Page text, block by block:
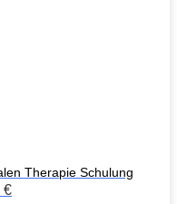
Therapie Schulung
€